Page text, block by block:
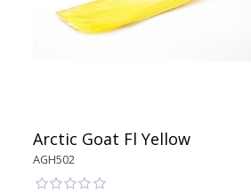
Arctic Goat Fl Yellow
AGH502